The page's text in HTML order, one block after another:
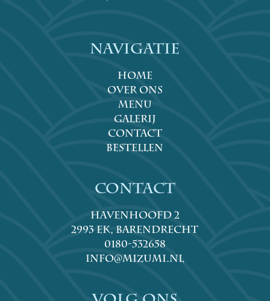
NAVIGATIE
HOME
OVER ONS
MENU
GALERIJ
CONTACT
BESTELLEN
Contact
Havenhoofd 2
2993 EK, Barendrecht
0180-532658
info@mizumi.nl